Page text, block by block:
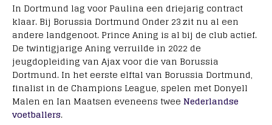
In Dortmund lag voor Paulina een driejarig contract
klaar. Bij Borussia Dortmund Onder 23 zit nu al een
andere landgenoot. Prince Aning is al bij de club actief.
De twintigjarige Aning verruilde in 2022 de
jeugdopleiding van Ajax voor die van Borussia
Dortmund. In het eerste elftal van Borussia Dortmund,
finalist in de Champions League, spelen met Donyell
Malen en Ian Maatsen eveneens twee Nederlandse
voetballers.